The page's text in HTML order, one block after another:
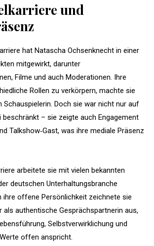
und
hat Natascha Ochsenknecht in einer
mitgewirkt, darunter
Filme und auch Moderationen. Ihre
Rollen zu verkörpern, machte sie
Schauspielerin. Doch sie war nicht nur auf
beschränkt – sie zeigte auch Engagement
Talkshow‑Gast, was ihre mediale Präsenz
arbeitete sie mit vielen bekannten
deutschen Unterhaltungsbranche
ihre offene Persönlichkeit zeichnete sie
als authentische Gesprächspartnerin aus,
Selbstverwirklichung und
offen anspricht.